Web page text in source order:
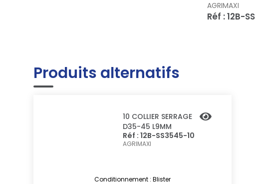
AGRIMAXI
Réf : 12B-
Produits alternatifs
10 COLLIER SERRAGE
D35-45 L9MM
Réf : 12B-SS3545-10
AGRIMAXI
Conditionnement : Blister